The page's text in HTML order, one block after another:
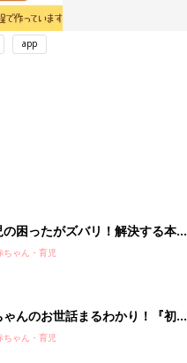
app
の困ったがズバリ！解決する本
よこクラブ 秋号』 4カ月～2才
ちゃん・育児
ゃんのお世話まるわかり！『初め
ひよこクラブ 夏号』〈巻頭大特
ちゃん・育児